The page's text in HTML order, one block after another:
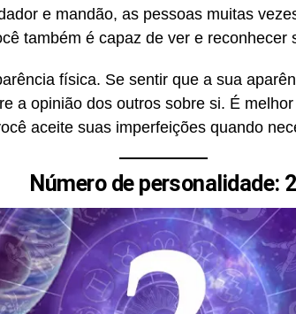
e mandão, as pessoas muitas
também é capaz de ver e reconhecer
física. Se sentir que a sua
a opinião dos outros sobre si. É
aceite suas imperfeições quando
Número de personalidade: 2